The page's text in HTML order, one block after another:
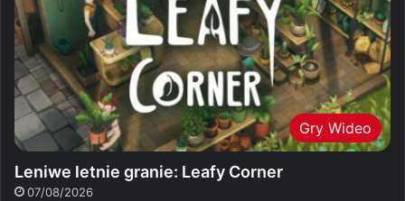
Gry Wideo
Leniwe letnie granie: Leafy Corner
07/08/2026